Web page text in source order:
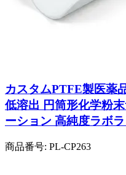
カスタムPTFE製医薬
低溶出 円筒形化学粉
ーション 高純度ラボ
商品番号: PL-CP263